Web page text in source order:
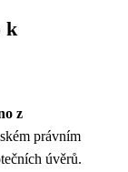
k
z
právním
úvěrů.